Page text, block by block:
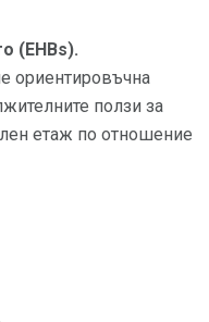
(EHBs).
ориентировъчна
ползи за
етаж по отношение